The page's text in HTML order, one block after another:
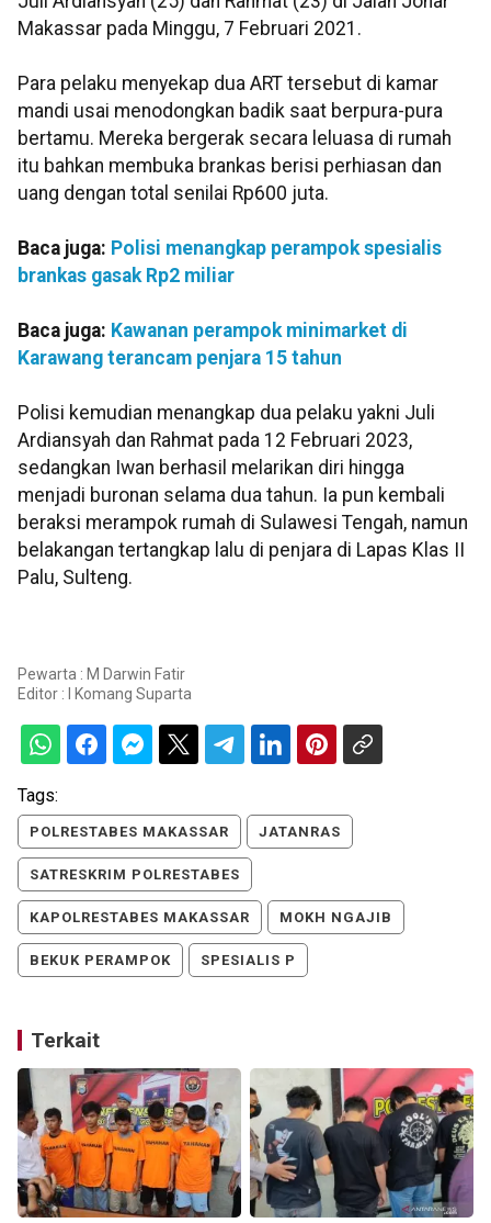
Makassar pada Minggu, 7 Februari 2021.
Para pelaku menyekap dua ART tersebut di kamar
mandi usai menodongkan badik saat berpura-pura
bertamu. Mereka bergerak secara leluasa di rumah
itu bahkan membuka brankas berisi perhiasan dan
uang dengan total senilai Rp600 juta.
Baca juga: Polisi menangkap perampok spesialis
brankas gasak Rp2 miliar
Baca juga: Kawanan perampok minimarket di
Karawang terancam penjara 15 tahun
Polisi kemudian menangkap dua pelaku yakni Juli
Ardiansyah dan Rahmat pada 12 Februari 2023,
sedangkan Iwan berhasil melarikan diri hingga
menjadi buronan selama dua tahun. Ia pun kembali
beraksi merampok rumah di Sulawesi Tengah, namun
belakangan tertangkap lalu di penjara di Lapas Klas II
Palu, Sulteng.
Pewarta : M Darwin Fatir
Editor :
I Komang Suparta
Tags:
POLRESTABES MAKASSAR JATANRAS
SATRESKRIM POLRESTABES
KAPOLRESTABES MAKASSAR MOKH NGAJIB
BEKUK PERAMPOK SPESIALIS P
Terkait